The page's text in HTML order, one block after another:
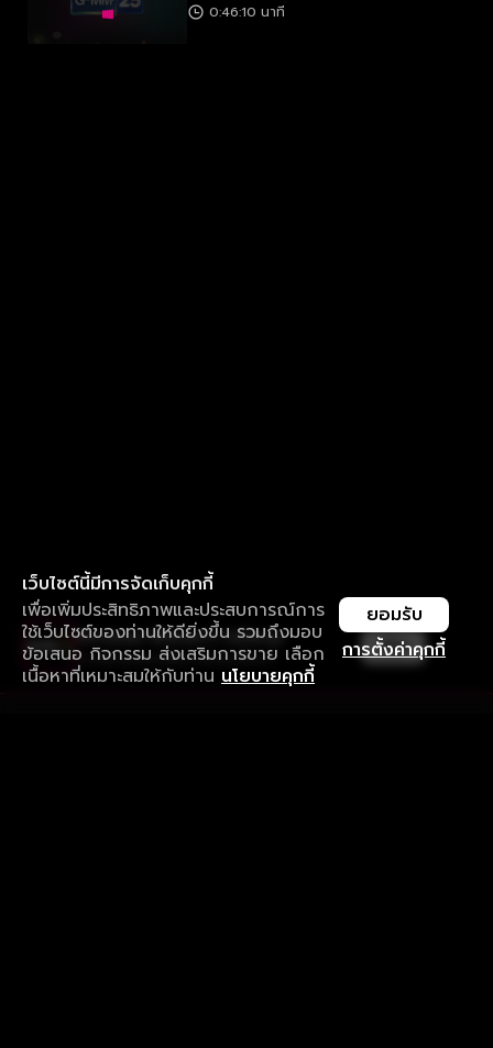
0:46:10 นาที
เว็บไซต์นี้มีการจัดเก็บคุกกี้
เพื่อเพิ่มประสิทธิภาพและประสบการณ์การ
ใช้เว็บไซต์ของท่านให้ดียิ่งขึ้น รวมถึงมอบ
ข้อเสนอ กิจกรรม ส่งเสริมการขาย เลือก
เนื้อหาที่เหมาะสมให้กับท่าน นโยบายคุกกี้
การตั้งค่าคุกกี้
ยอมรับ
ใช้งานแอป ลื่นไหลกว่า ไม่มีสะดุด
ดาวน์โหลดแอปเพื่อการรับชมที่ดีกว่า เปิด